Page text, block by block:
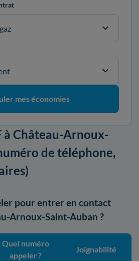
mes économies
à Château-Arnoux-
de téléphone,
pour entrer en contact
Arnoux-Saint-Auban ?
Quel numéro
appeler ?
Joignabilité